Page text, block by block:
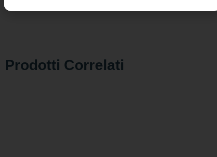
Prodotti Correlati